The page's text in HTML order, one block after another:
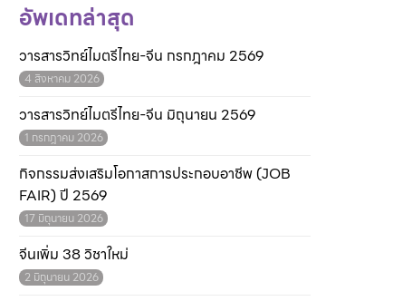
อัพเดทล่าสุด
วารสารวิทย์ไมตรีไทย-จีน กรกฎาคม 2569
4 สิงหาคม 2026
วารสารวิทย์ไมตรีไทย-จีน มิถุนายน 2569
1 กรกฎาคม 2026
กิจกรรมส่งเสริมโอกาสการประกอบอาชีพ (JOB
FAIR) ปี 2569
17 มิถุนายน 2026
จีนเพิ่ม 38 วิชาใหม่
2 มิถุนายน 2026